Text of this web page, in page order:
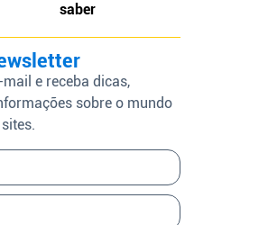
saber
e receba dicas,
sobre o mundo